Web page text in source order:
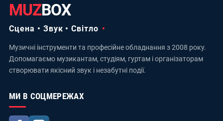
MUZBOX
Сцена • Звук • Світло
Музичні інструменти та професійне обладнання з 2008 року.
Допомагаємо музикантам, студіям, гуртам і організаторам
створювати якісний звук і незабутні події.
МИ В СОЦМЕРЕЖАХ